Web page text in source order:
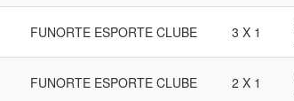
FUNORTE ESPORTE CLUBE 3 X 1
FUNORTE ESPORTE CLUBE 2 X 1